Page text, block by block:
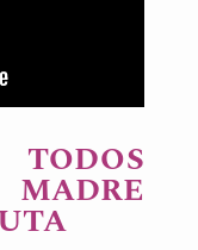
TODOS